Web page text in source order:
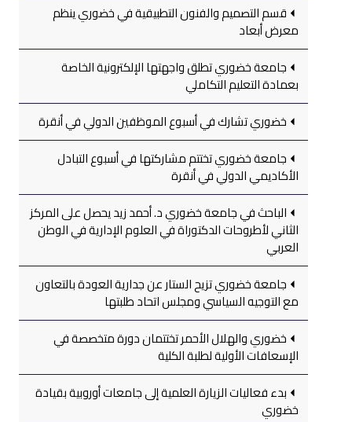
قسم التصميم والفنون التطبيقية في خضوري ينظم
معرض أبعاد
جامعة خضوري تطلق واجهتها الإلكترونية الخاصة
بعمادة التعليم التكاملي
خضوري تشارك في أسبوع الموظفين الدولي في أنقرة
جامعة خضوري تختتم مشاركتها في أسبوع التبادل
الأكاديمي الدولي في أنقرة
الباحث في جامعة خضوري د. أحمد زيد يحصل على المركز
الثاني لأطروحات الدكتوراة في العلوم الإدارية في الوطن
العربي
جامعة خضوري تزيح الستار عن جدارية العودة بالتعاون
مع التوجيه السياسي ومجلس اتحاد طلبتها
خضوري والهلال الأحمر تختتمان دورة متخصصة في
الإسعافات الأولية لطلبة الكلية
بدء فعاليات الزيارة العلمية إلى جامعات أوروبية بقيادة
خضوري